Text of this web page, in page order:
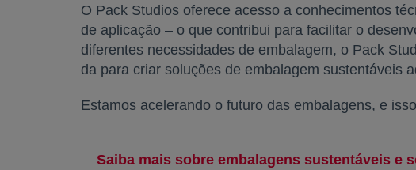
O Pack Studios oferece acesso a conhecimentos
de aplicação – o que contribui para facilitar o
diferentes necessidades de embalagem, o Pack
da para criar soluções de embalagem sustentáveis
Estamos acelerando o futuro das embalagens, e
Saiba mais sobre embalagens sustentáveis e